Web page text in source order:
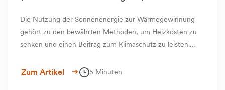
Die Nutzung der Sonnenenergie zur Wärmegewinnung
gehört zu den bewährten Methoden, um Heizkosten zu
senken und einen Beitrag zum Klimaschutz zu leisten.
Sonnenstrahlen in Wärme, hat sich als Technologie
Zum Artikel 5 Minuten